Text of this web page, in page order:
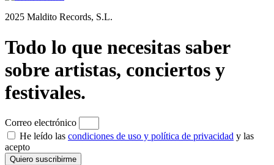
2025 Maldito Records, S.L.
Todo lo que necesitas saber
sobre artistas, conciertos y
festivales.
Correo electrónico
He leído las condiciones de uso y política de privacidad y las
acepto
Quiero suscribirme